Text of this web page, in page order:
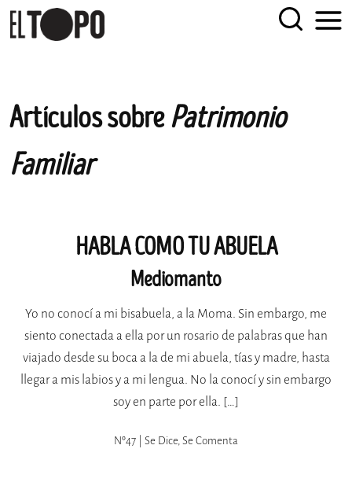
Skip
to
content
Artículos sobrePatrimonio
Familiar
HABLA COMO TU ABUELA
Mediomanto
Yo no conocí a mi bisabuela, a la Moma. Sin embargo, me
siento conectada a ella por un rosario de palabras que han
viajado desde su boca a la de mi abuela, tías y madre, hasta
llegar a mis labios y a mi lengua. No la conocí y sin embargo
soy en parte por ella. […]
Nº47 | Se Dice, Se Comenta